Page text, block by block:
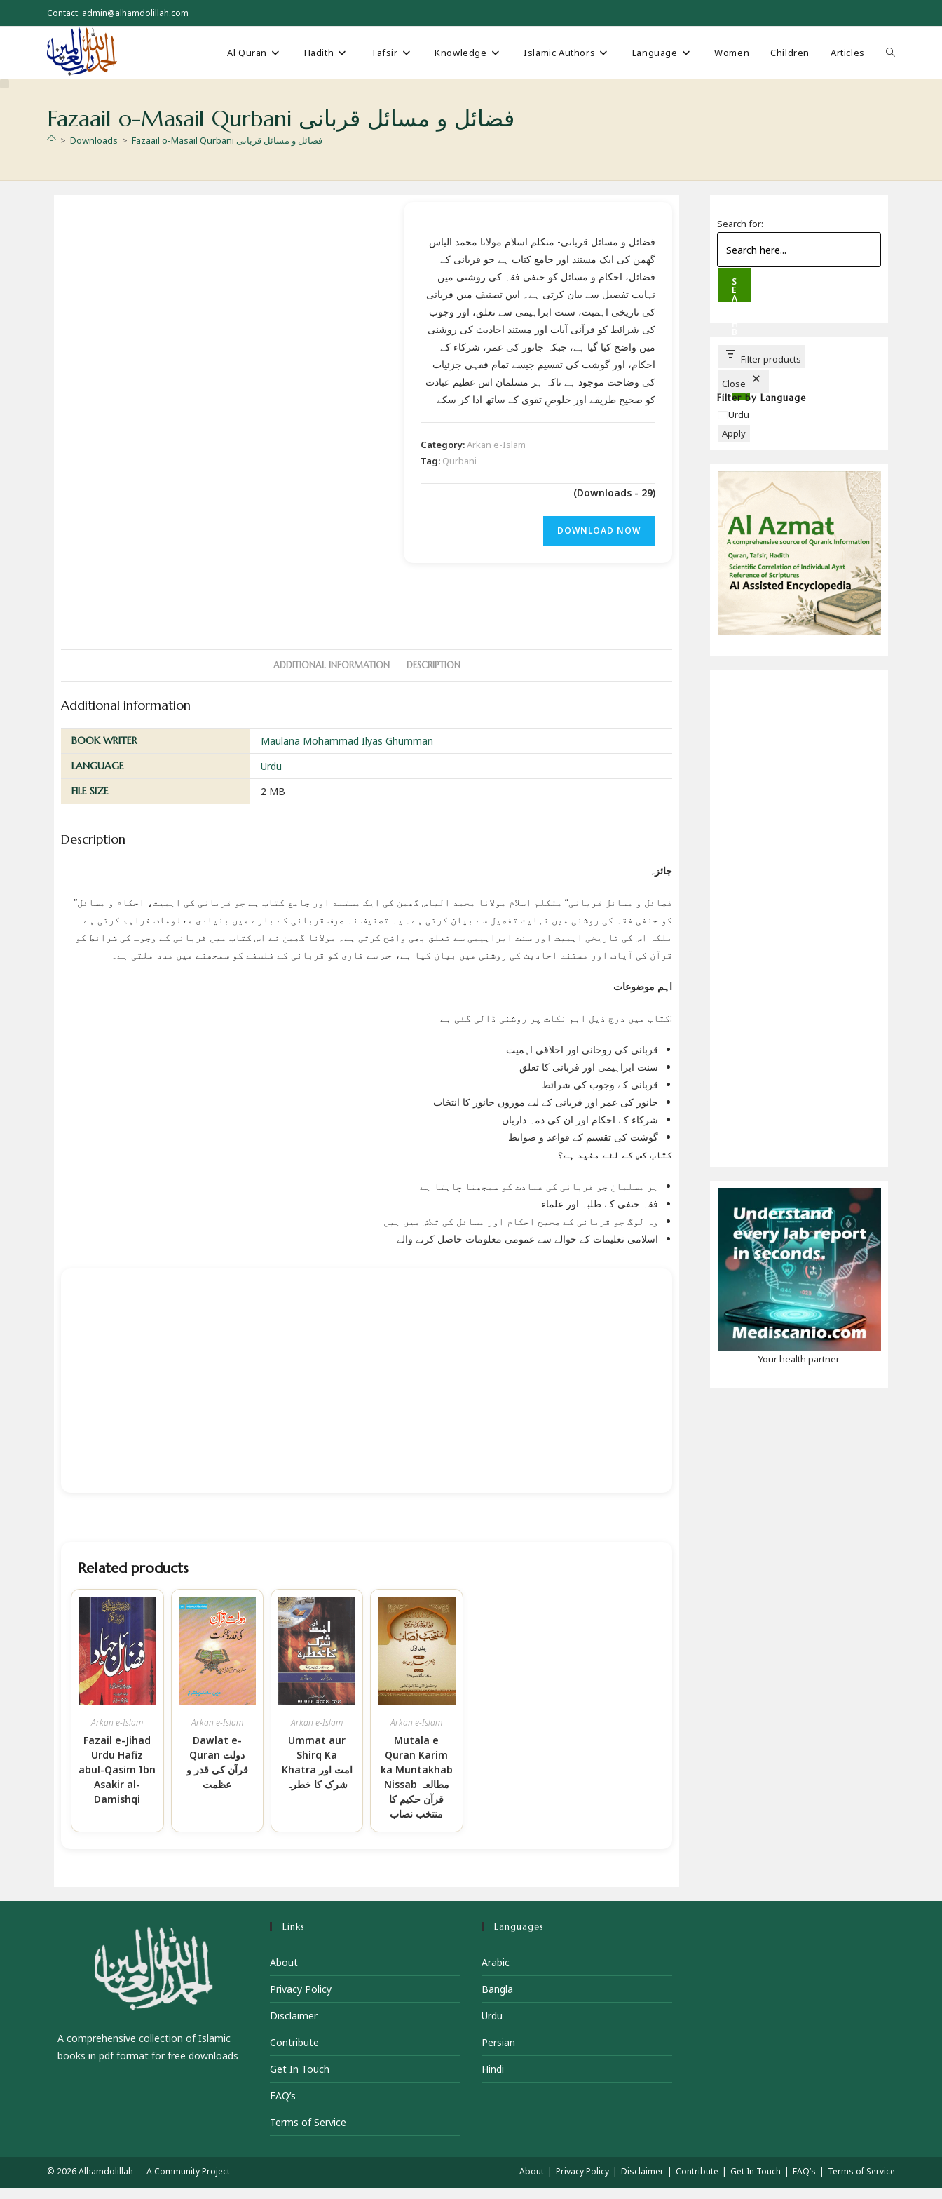
to
Contact: admin@alhamdolillah.com
Al Quran Hadith Tafsir Knowledge Islamic Authors Language Women Children Articles Toggle
Fazaail o-Masail Qurbani فضائل و مسائل قربانی
> Downloads > Fazaail o-Masail Qurbani فضائل و مسائل قربانی
فضائل و مسائل قربانی- متکلم اسلام مولانا محمد الیاس
گھمن کی ایک مستند اور جامع کتاب ہے جو قربانی کے
فضائل، احکام و مسائل کو حنفی فقہ کی روشنی میں
نہایت تفصیل سے بیان کرتی ہے۔ اس تصنیف میں قربانی
کی تاریخی اہمیت، سنت ابراہیمی سے تعلق، اور وجوب
کی شرائط کو قرآنی آیات اور مستند احادیث کی روشنی
میں واضح کیا گیا ہے، جبکہ جانور کی عمر، شرکاء کے
احکام، اور گوشت کی تقسیم جیسے تمام فقہی جزئیات
کی وضاحت موجود ہے تاکہ ہر مسلمان اس عظیم عبادت
کو صحیح طریقے اور خلوصِ تقویٰ کے ساتھ ادا کر سکے
Category:Arkan e-Islam
Tag: Qurbani
(Downloads - 29)
DOWNLOAD NOW
ADDITIONAL INFORMATION DESCRIPTION
Additional information
BOOK WRITER Maulana Mohammad Ilyas Ghumman
LANGUAGE Urdu
FILE SIZE 2 MB
Description
جائزہ
“فضائل و مسائل قربانی” متکلم اسلام مولانا محمد الیاس گھمن کی ایک مستند اور جامع کتاب ہے جو قربانی کی اہمیت، احکام و مسائل
کو حنفی فقہ کی روشنی میں نہایت تفصیل سے بیان کرتی ہے۔ یہ تصنیف نہ صرف قربانی کے بارے میں بنیادی معلومات فراہم کرتی ہے
بلکہ اس کی تاریخی اہمیت اور سنت ابراہیمی سے تعلق بھی واضح کرتی ہے۔ مولانا گھمن نے اس کتاب میں قربانی کے وجوب کی شرائط کو
قرآن کی آیات اور مستند احادیث کی روشنی میں بیان کیا ہے، جس سے قاری کو قربانی کے فلسفے کو سمجھنے میں مدد ملتی ہے۔
اہم موضوعات
کتاب میں درج ذیل اہم نکات پر روشنی ڈالی گئی ہے:
قربانی کی روحانی اور اخلاقی اہمیت
سنت ابراہیمی اور قربانی کا تعلق
قربانی کے وجوب کی شرائط
جانور کی عمر اور قربانی کے لیے موزوں جانور کا انتخاب
شرکاء کے احکام اور ان کی ذمہ داریاں
گوشت کی تقسیم کے قواعد و ضوابط
کتاب کس کے لئے مفید ہے؟
ہر مسلمان جو قربانی کی عبادت کو سمجھنا چاہتا ہے
فقہ حنفی کے طلبہ اور علماء
وہ لوگ جو قربانی کے صحیح احکام اور مسائل کی تلاش میں ہیں
اسلامی تعلیمات کے حوالے سے عمومی معلومات حاصل کرنے والے
Related products
Arkan e-Islam
Fazail e-Jihad
Urdu Hafiz
abul-Qasim Ibn
Asakir al-
Damishqi
Arkan e-Islam
Dawlat e-
Quran دولت
قرآن کی قدر و
عظمت
Arkan e-Islam
Ummat aur
Shirq Ka
Khatra امت اور
شرک کا خطرہ
Arkan e-Islam
Mutala e
Quran Karim
ka Muntakhab
Nissab مطالعہ
قرآن حکیم کا
منتخب نصاب
Search for:
S
E
A
T
T
Filter products
Close
Filter by Language
Language
Urdu
Apply
Your health partner
A comprehensive collection of Islamic
books in pdf format for free downloads
Links
About
Privacy Policy
Disclaimer
Contribute
Get In Touch
FAQ’s
Terms of Service
Languages
Arabic
Bangla
Urdu
Persian
Hindi
About Privacy Policy Disclaimer Contribute Get In Touch FAQ’s Terms of Service
© 2026 Alhamdolillah — A Community Project